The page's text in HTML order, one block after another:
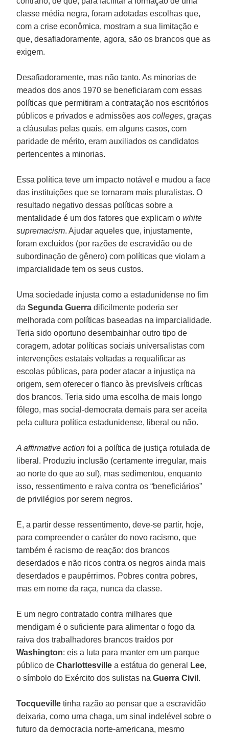
classe média negra, foram adotadas escolhas que,
com a crise econômica, mostram a sua limitação e
que, desafiadoramente, agora, são os brancos que as
exigem.
Desafiadoramente, mas não tanto. As minorias de
meados dos anos 1970 se beneficiaram com essas
políticas que permitiram a contratação nos escritórios
públicos e privados e admissões aoscolleges, graças
a cláusulas pelas quais, em alguns casos, com
paridade de mérito, eram auxiliados os candidatos
pertencentes a minorias.
Essa política teve um impacto notável e mudou a face
das instituições que se tornaram mais pluralistas. O
resultado negativo dessas políticas sobre a
mentalidade é um dos fatores que explicam owhite
supremacism. Ajudar aqueles que, injustamente,
foram excluídos (por razões de escravidão ou de
subordinação de gênero) com políticas que violam a
imparcialidade tem os seus custos.
Uma sociedade injusta como a estadunidense no fim
daSegunda Guerra dificilmente poderia ser
melhorada com políticas baseadas na imparcialidade.
Teria sido oportuno desembainhar outro tipo de
coragem, adotar políticas sociais universalistas com
intervenções estatais voltadas a requalificar as
escolas públicas, para poder atacar a injustiça na
origem, sem oferecer o flanco às previsíveis críticas
dos brancos. Teria sido uma escolha de mais longo
fôlego, mas social-democrata demais para ser aceita
pela cultura política estadunidense, liberal ou não.
A affirmative action foi a política de justiça rotulada de
liberal. Produziu inclusão (certamente irregular, mais
ao norte do que ao sul), mas sedimentou, enquanto
isso, ressentimento e raiva contra os “beneficiários”
de privilégios por serem negros.
E, a partir desse ressentimento, deve-se partir, hoje,
para compreender o caráter do novo racismo, que
também é racismo de reação: dos brancos
deserdados e não ricos contra os negros ainda mais
deserdados e paupérrimos. Pobres contra pobres,
mas em nome da raça, nunca da classe.
E um negro contratado contra milhares que
mendigam é o suficiente para alimentar o fogo da
raiva dos trabalhadores brancos traídos por
Washington: eis a luta para manter em um parque
público deCharlottesville a estátua do general Lee,
o símbolo do Exército dos sulistas naGuerra Civil .
Tocqueville tinha razão ao pensar que a escravidão
deixaria, como uma chaga, um sinal indelével sobre o
futuro da democracia norte-americana, mesmo